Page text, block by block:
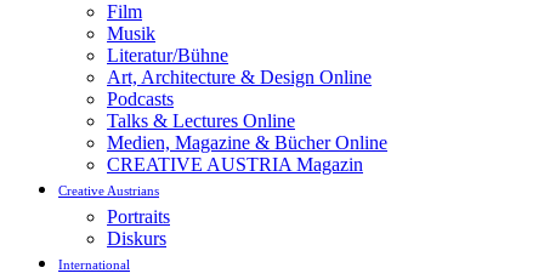
Film
Musik
Literatur/Bühne
Art, Architecture & Design Online
Podcasts
Talks & Lectures Online
Medien, Magazine & Bücher Online
CREATIVE AUSTRIA Magazin
Creative Austrians
Portraits
Diskurs
International